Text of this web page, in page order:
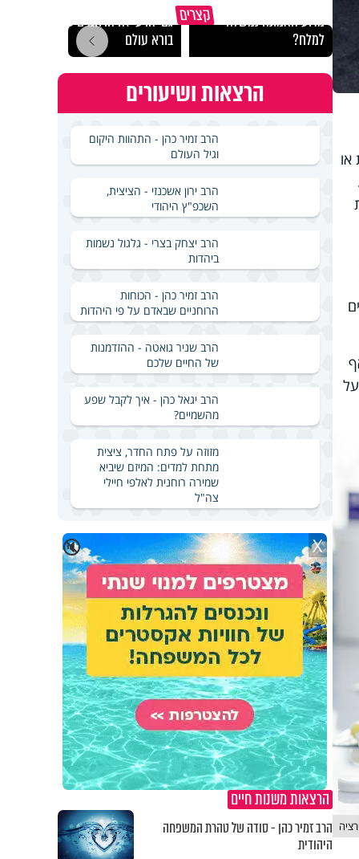
או
קצרים
מדוע האמונה נמשלה
למלח?
גם ׳הרע׳ זה הרחמים של
בורא עולם
הרצאות ושיעורים
הרב זמיר כהן - התהוות היקום
וגיל העולם
הרב ירון אשכנזי - הציצית,
השכפ"ץ היהודי
הרב יצחק בצרי - גלגול נשמות
ביהדות
הרב זמיר כהן - הכוחות
הרוחניים שבאדם על פי היהדות
הרב שניר גואטה - ההזדמנות
של החיים שלכם
הרב יגאל כהן - איך לקבל שפע
מהשמיים?
מזוזה על פתח החדר, ציצית
מתחת למדים: המיזם שיביא
שמירה רוחנית לאלפי חיילי
צה"ל
🔇 X
הרצאות משנות חיים
הרב זמיר כהן - סודה של טהרת המשפחה
היהודית